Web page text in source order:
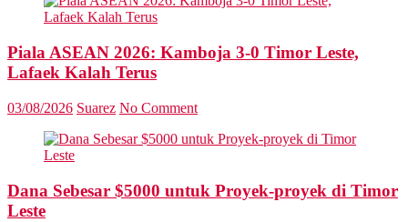
Piala ASEAN 2026: Kamboja 3-0 Timor Leste,
Lafaek Kalah Terus
03/08/2026 Suarez No Comment
Dana Sebesar $5000 untuk Proyek-proyek di Timor
Leste